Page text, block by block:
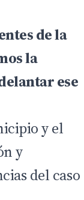
de la
la
ese
y el
y
del caso